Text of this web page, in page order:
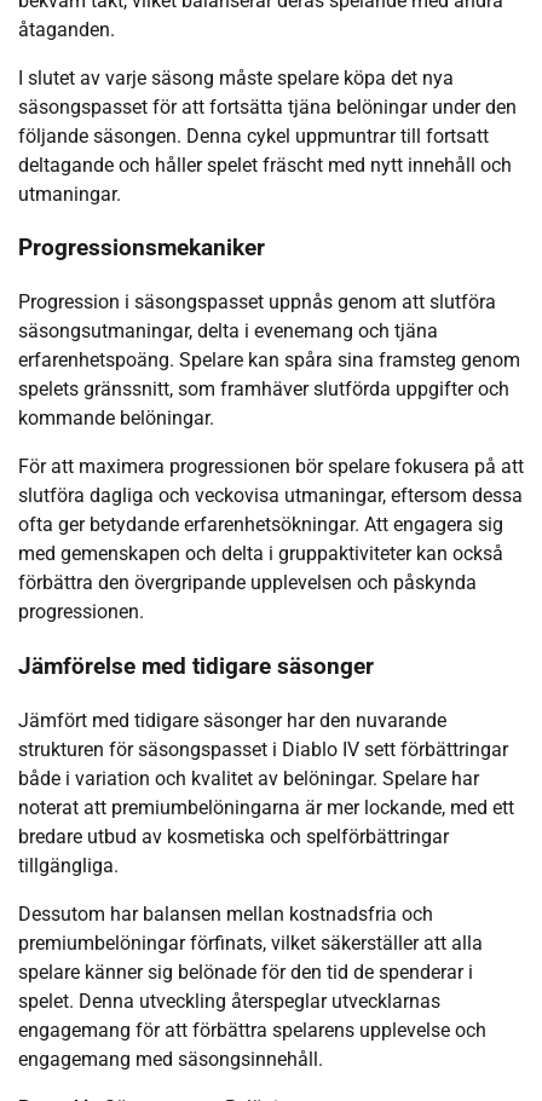
åtaganden.
I slutet av varje säsong måste spelare köpa det nya
säsongspasset för att fortsätta tjäna belöningar under den
följande säsongen. Denna cykel uppmuntrar till fortsatt
deltagande och håller spelet fräscht med nytt innehåll och
utmaningar.
Progressionsmekaniker
Progression i säsongspasset uppnås genom att slutföra
säsongsutmaningar, delta i evenemang och tjäna
erfarenhetspoäng. Spelare kan spåra sina framsteg genom
spelets gränssnitt, som framhäver slutförda uppgifter och
kommande belöningar.
För att maximera progressionen bör spelare fokusera på att
slutföra dagliga och veckovisa utmaningar, eftersom dessa
ofta ger betydande erfarenhetsökningar. Att engagera sig
med gemenskapen och delta i gruppaktiviteter kan också
förbättra den övergripande upplevelsen och påskynda
progressionen.
Jämförelse med tidigare säsonger
Jämfört med tidigare säsonger har den nuvarande
strukturen för säsongspasset i Diablo IV sett förbättringar
både i variation och kvalitet av belöningar. Spelare har
noterat att premiumbelöningarna är mer lockande, med ett
bredare utbud av kosmetiska och spelförbättringar
tillgängliga.
Dessutom har balansen mellan kostnadsfria och
premiumbelöningar förfinats, vilket säkerställer att alla
spelare känner sig belönade för den tid de spenderar i
spelet. Denna utveckling återspeglar utvecklarnas
engagemang för att förbättra spelarens upplevelse och
engagemang med säsongsinnehåll.